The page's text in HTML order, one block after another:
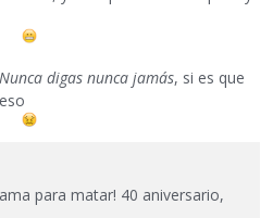
Nunca digas nunca jamás, si es que
para matar! 40 aniversario,